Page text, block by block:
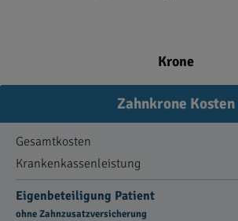
Krone
Zahnkrone Kosten
Gesamtkosten
Krankenkassenleistung
Eigenbeteiligung Patient
ohne Zahnzusatzversicherung